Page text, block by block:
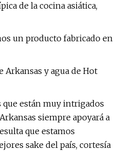
de la cocina asiática,
un producto fabricado en
Arkansas y agua de Hot
que están muy intrigados
siempre apoyará a
que estamos
sake del país, cortesía